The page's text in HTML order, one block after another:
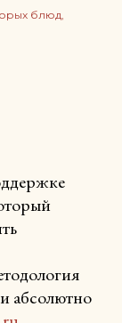
блюд
абсолютно